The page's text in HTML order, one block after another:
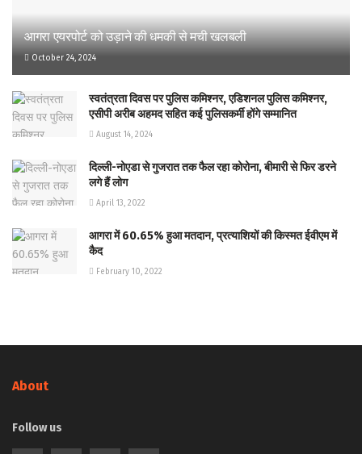
आगरा एयरपोर्ट को उड़ाने की धमकी से मची खलबली
October 24, 2024
स्वतंत्रता दिवस पर पुलिस कमिश्नर, एडिशनल पुलिस कमिश्नर,
एसीपी अरीब अहमद सहित कई पुलिसकर्मी होंगे सम्मानित
August 14, 2024
दिल्ली-नोएडा से गुजरात तक फैल रहा कोरोना, बीमारी से फिर डरने
लगे हैं लोग
April 13, 2022
आगरा में 60.65% हुआ मतदान, प्रत्याशियों की किस्मत ईवीएम में
कैद
February 10, 2022
About
Follow us